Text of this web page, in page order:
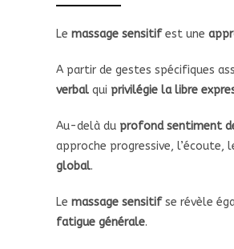
Le massage sensitifest une
A partir de gestes spécifiques
verbal qui privilégie la libre
Au-delà du profond sentiment
approche progressive,
global.
Le massage sensitifse révèle
fatigue générale.